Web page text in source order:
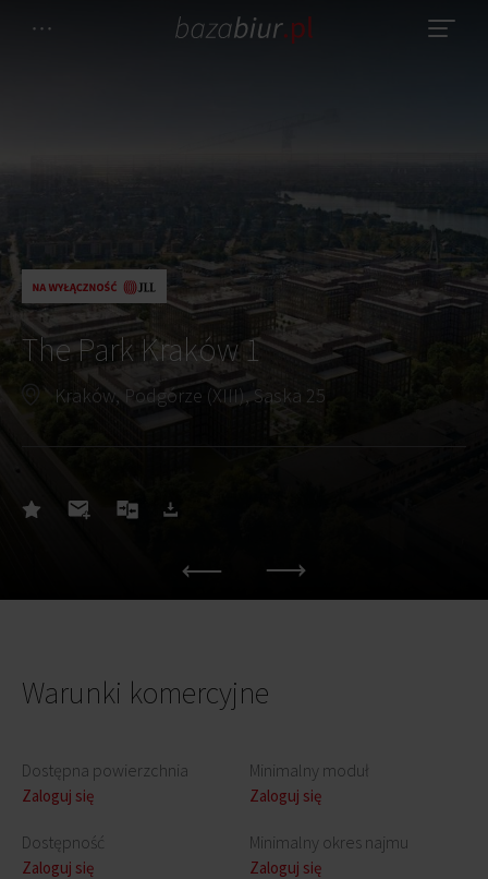
The Park Kraków 1
Kraków, Podgórze (XIII), Saska 25
Warunki komercyjne
Dostępna powierzchnia
Zaloguj się
Dostępność
Zaloguj się
Minimalny moduł
Zaloguj się
Minimalny okres najmu
Zaloguj się